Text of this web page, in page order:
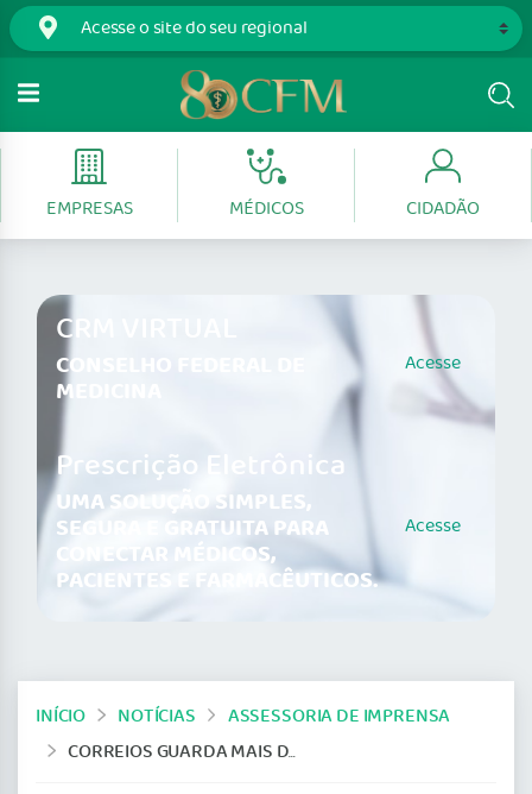
EMPRESAS MÉDICOS CIDADÃO
CRM VIRTUAL
CONSELHO FEDERAL DE
MEDICINA
Acesse
Prescrição Eletrônica
UMA SOLUÇÃO SIMPLES,
SEGURA E GRATUITA PARA
CONECTAR MÉDICOS,
PACIENTES E FARMACÊUTICOS.
Acesse
INÍCIO NOTÍCIAS
ASSESSORIA DE IMPRENSA
CORREIOS GUARDA MAIS DE 7 MIL DOCUMENTOS PERDIDOS